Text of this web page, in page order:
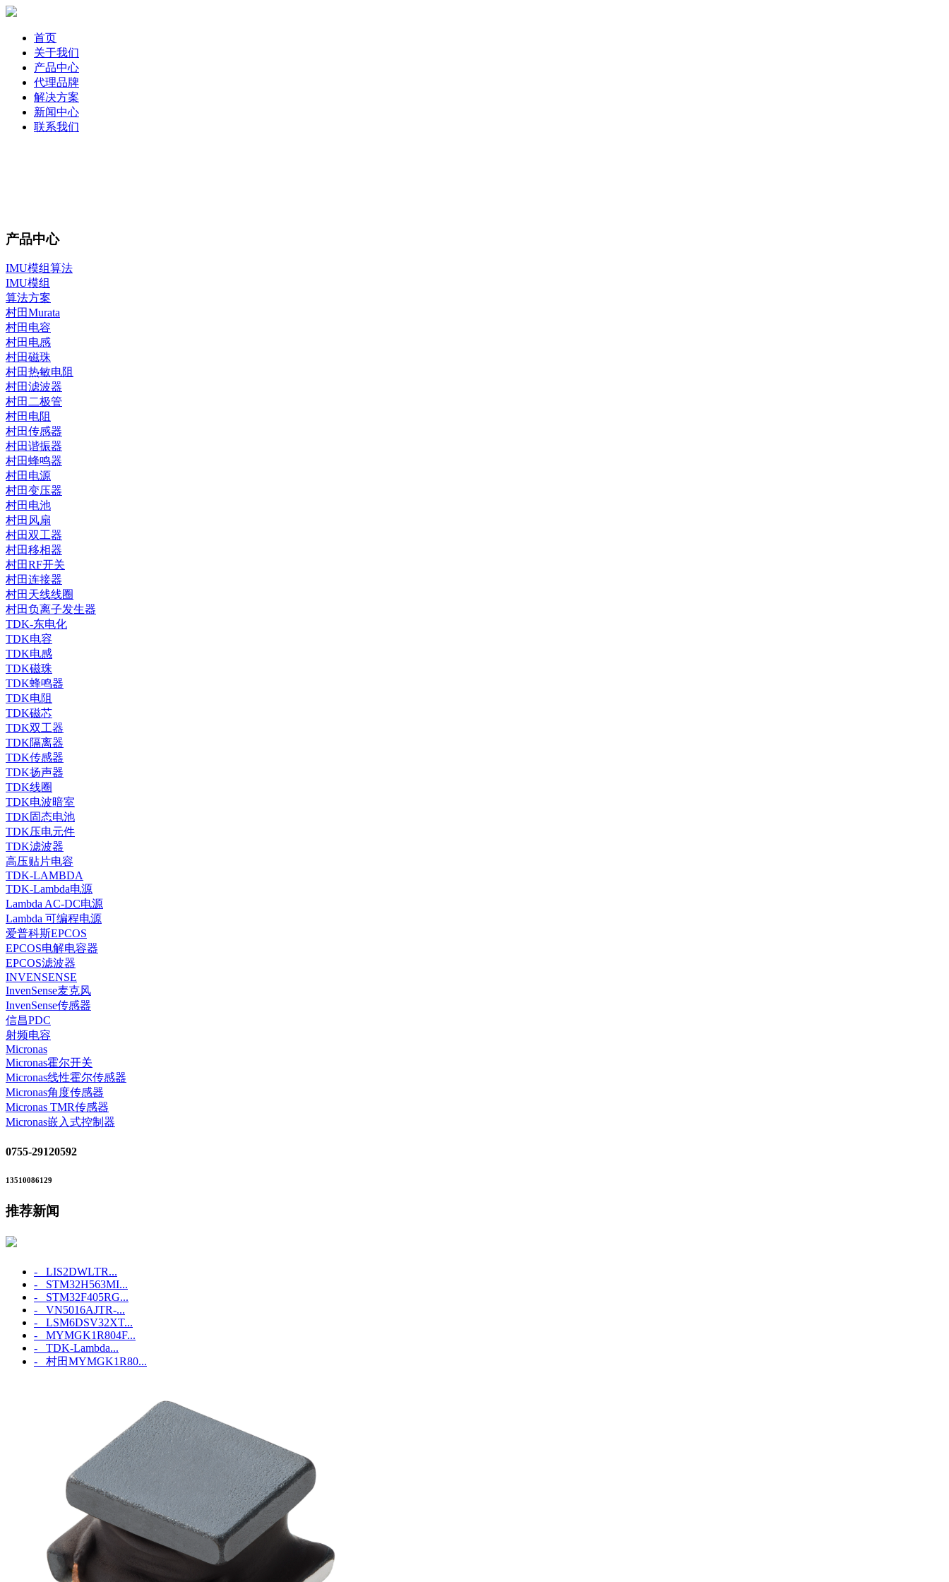
首页
关于我们
产品中心
代理品牌
解决方案
新闻中心
联系我们
产品中心
IMU模组算法
IMU模组
算法方案
村田Murata
村田电容
村田电感
村田磁珠
村田热敏电阻
村田滤波器
村田二极管
村田电阻
村田传感器
村田谐振器
村田蜂鸣器
村田电源
村田变压器
村田电池
村田风扇
村田双工器
村田移相器
村田RF开关
村田连接器
村田天线线圈
村田负离子发生器
TDK-东电化
TDK电容
TDK电感
TDK磁珠
TDK蜂鸣器
TDK电阻
TDK磁芯
TDK双工器
TDK隔离器
TDK传感器
TDK扬声器
TDK线圈
TDK电波暗室
TDK固态电池
TDK压电元件
TDK滤波器
高压贴片电容
TDK-LAMBDA
TDK-Lambda电源
Lambda AC-DC电源
Lambda 可编程电源
爱普科斯EPCOS
EPCOS电解电容器
EPCOS滤波器
INVENSENSE
InvenSense麦克风
InvenSense传感器
信昌PDC
射频电容
Micronas
Micronas霍尔开关
Micronas线性霍尔传感器
Micronas角度传感器
Micronas TMR传感器
Micronas嵌入式控制器
0755-29120592
13510086129
推荐新闻
- LIS2DWLTR...
- STM32H563MI...
- STM32F405RG...
- VN5016AJTR-...
- LSM6DSV32XT...
- MYMGK1R804F...
- TDK-Lambda...
- 村田MYMGK1R80...